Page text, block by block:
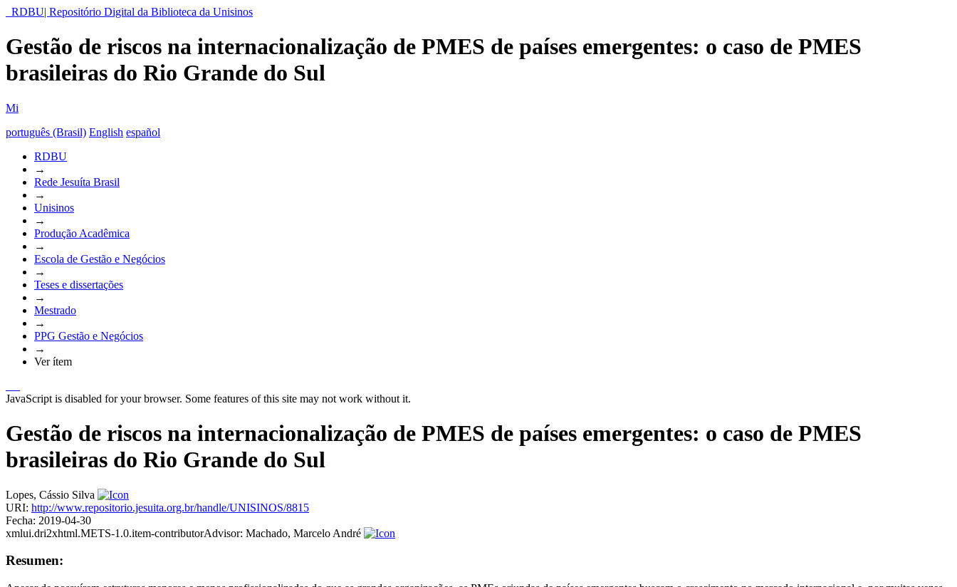
RDBU| Repositório Digital da Biblioteca da Unisinos
Gestão de riscos na internacionalização de PMES de países emergentes: o caso de PMES
brasileiras do Rio Grande do Sul
Mi
português (Brasil) English español
RDBU
→
Rede Jesuíta Brasil
→
Unisinos
→
Produção Acadêmica
→
Escola de Gestão e Negócios
→
Teses e dissertações
→
Mestrado
→
PPG Gestão e Negócios
→
Ver ítem
JavaScript is disabled for your browser. Some features of this site may not work without it.
Gestão de riscos na internacionalização de PMES de países emergentes: o caso de PMES
brasileiras do Rio Grande do Sul
Lopes, Cássio Silva
URI: http://www.repositorio.jesuita.org.br/handle/UNISINOS/8815
Fecha: 2019-04-30
xmlui.dri2xhtml.METS-1.0.item-contributorAdvisor: Machado, Marcelo André
Resumen: